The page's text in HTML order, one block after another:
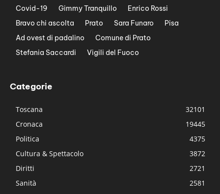
Covid-19
Gimmy Tranquillo
Enrico Rossi
Bravo chi ascolta
Prato Sara Funaro
Pisa
Ad ovest di padalino
Comune di Prato
Stefania Saccardi
Vigili del Fuoco
Categorie
Toscana
32101
Cronaca
19445
Politica
4375
Cultura & Spettacolo
3872
Diritti
2721
Sanità
2581